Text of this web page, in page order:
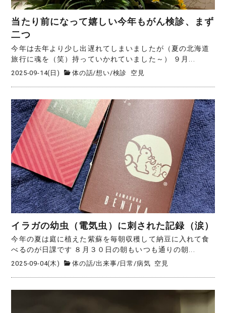
当たり前になって嬉しい今年もがん検診、まず
二つ
今年は去年より少し出遅れてしまいましたが（夏の北海道
旅行に魂を（笑）持っていかれていました～） ９月...
2025-09-14(日) 体の話/想い/検診 空見
イラガの幼虫（電気虫）に刺された記録（涙）
今年の夏は庭に植えた紫蘇を毎朝収穫して納豆に入れて食
べるのが日課です ８月３０日の朝もいつも通りの朝...
2025-09-04(木) 体の話/出来事/ 日常/病気 空見